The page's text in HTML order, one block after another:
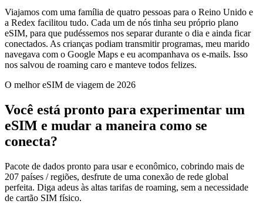
Viajamos com uma família de quatro pessoas para o Reino Unido e
a Redex facilitou tudo. Cada um de nós tinha seu próprio plano
eSIM, para que pudéssemos nos separar durante o dia e ainda ficar
conectados. As crianças podiam transmitir programas, meu marido
navegava com o Google Maps e eu acompanhava os e-mails. Isso
nos salvou de roaming caro e manteve todos felizes.
O melhor eSIM de viagem de 2026
Você está pronto para experimentar um
eSIM e mudar a maneira como se
conecta?
Pacote de dados pronto para usar e econômico, cobrindo mais de
207 países / regiões, desfrute de uma conexão de rede global
perfeita. Diga adeus às altas tarifas de roaming, sem a necessidade
de cartão SIM físico.